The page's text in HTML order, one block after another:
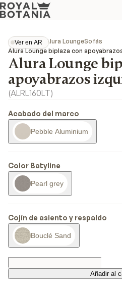
Ver en AR
Ver en AR
Colecciones Alura LoungeSofás
Alura Lounge biplaza con
Alura Lounge
apoyabrazos
(ALRL160LT)
Acabado del marco
Pebble Aluminium
Color Batyline
Pearl grey
Cojín de asiento y respaldo
Bouclé Sand
Añadir al
Añadir al